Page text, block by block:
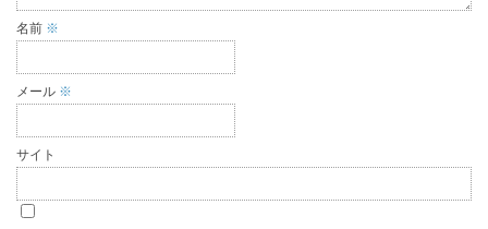
名前 ※
メール ※
サイト